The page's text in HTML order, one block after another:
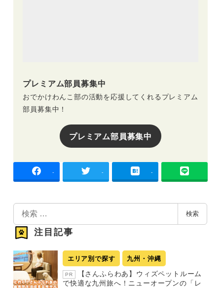
プレミアム部員募集中
おでかけわんこ部の活動を応援してくれるプレミアム
部員募集中！
プレミアム部員募集中
- - -
検
索
検索
注目記事
エリア別で探す 九州・沖縄
PR
【さんふらわあ】ウィズペットルーム
で快適な九州旅へ！ニューオープンの「レ